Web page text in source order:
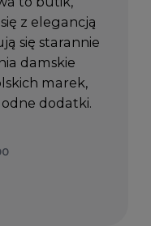
z elegancją
się starannie
damskie
marek,
dodatki.